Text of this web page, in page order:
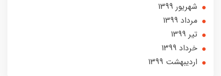
شهریور 1399
مرداد 1399
تير 1399
خرداد 1399
ارديبهشت 1399